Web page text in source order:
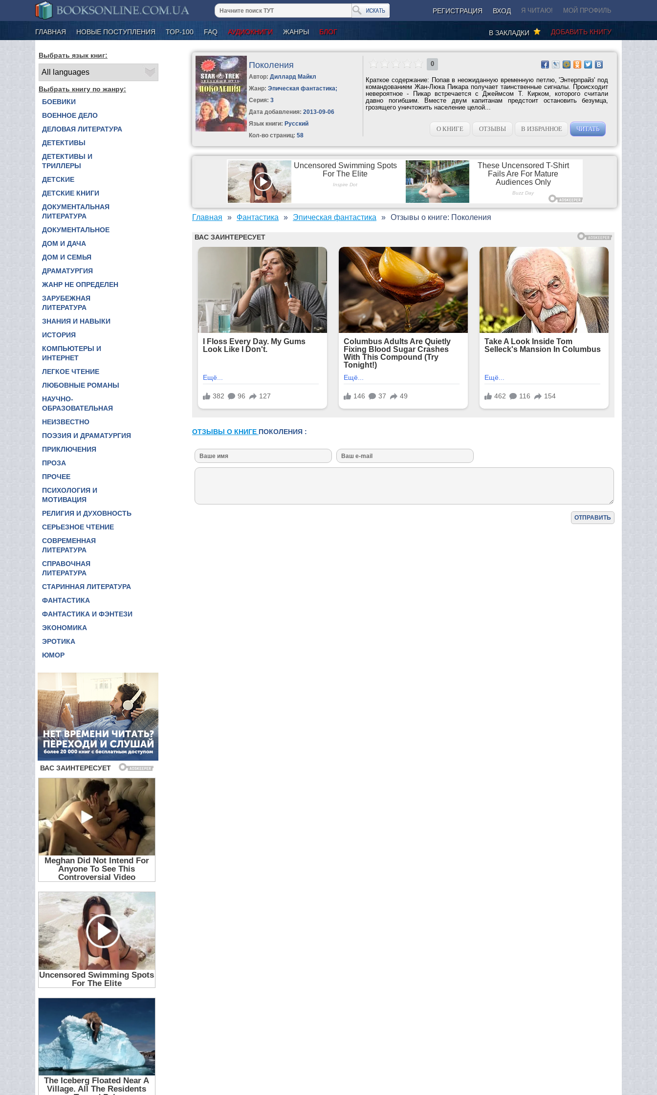
РЕГИСТРАЦИЯ ВХОД Я ЧИТАЮ! МОЙ ПРОФИЛЬ
ГЛАВНАЯ НОВЫЕ ПОСТУПЛЕНИЯ ТОР-100 FAQ АУДИОКНИГИ ЖАНРЫ БЛОГ ДОБАВИТЬ КНИГУ
В ЗАКЛАДКИ
Выбрать язык книг:
Выбрать книгу по жанру:
БОЕВИКИ
ВОЕННОЕ ДЕЛО
ДЕЛОВАЯ ЛИТЕРАТУРА
ДЕТЕКТИВЫ
ДЕТЕКТИВЫ И
ТРИЛЛЕРЫ
ДЕТСКИЕ
ДЕТСКИЕ КНИГИ
ДОКУМЕНТАЛЬНАЯ
ЛИТЕРАТУРА
ДОКУМЕНТАЛЬНОЕ
ДОМ И ДАЧА
ДОМ И СЕМЬЯ
ДРАМАТУРГИЯ
ЖАНР НЕ ОПРЕДЕЛЕН
ЗАРУБЕЖНАЯ
ЛИТЕРАТУРА
ЗНАНИЯ И НАВЫКИ
ИСТОРИЯ
КОМПЬЮТЕРЫ И
ИНТЕРНЕТ
ЛЕГКОЕ ЧТЕНИЕ
ЛЮБОВНЫЕ РОМАНЫ
НАУЧНО-
ОБРАЗОВАТЕЛЬНАЯ
НЕИЗВЕСТНО
ПОЭЗИЯ И ДРАМАТУРГИЯ
ПРИКЛЮЧЕНИЯ
ПРОЗА
ПРОЧЕЕ
ПСИХОЛОГИЯ И
МОТИВАЦИЯ
РЕЛИГИЯ И ДУХОВНОСТЬ
СЕРЬЕЗНОЕ ЧТЕНИЕ
СОВРЕМЕННАЯ
ЛИТЕРАТУРА
СПРАВОЧНАЯ
ЛИТЕРАТУРА
СТАРИННАЯ ЛИТЕРАТУРА
ФАНТАСТИКА
ФАНТАСТИКА И ФЭНТЕЗИ
ЭКОНОМИКА
ЭРОТИКА
ЮМОР
Поколения
Автор:Диллард Майкл
Жанр: Эпическая фантастика;
Серия:3
Дата добавления: 2013-09-06
Язык книги: Русский
Кол-во страниц: 58
0
Краткое содержание: Попав в неожиданную временную петлю, 'Энтерпрайз' под
командованием Жан-Люка Пикара получает таинственные сигналы. Происходит
невероятное - Пикар встречается с Джеймсом Т. Кирком, которого считали
давно погибшим. Вместе двум капитанам предстоит остановить безумца,
грозящего уничтожить население целой...
О КНИГЕ ОТЗЫВЫ В ИЗБРАННОЕ ЧИТАТЬ
Главная Фантастика Эпическая фантастика Отзывы о книге: Поколения
ОТЗЫВЫ О КНИГЕ ПОКОЛЕНИЯ :